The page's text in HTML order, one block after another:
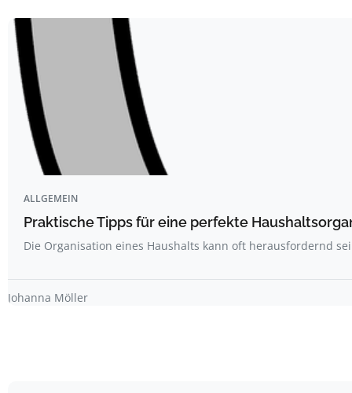
ALLGEMEIN
Praktische Tipps für eine perfekte
Die Organisation eines Haushalts kann oft herausfordernd
Johanna Möller